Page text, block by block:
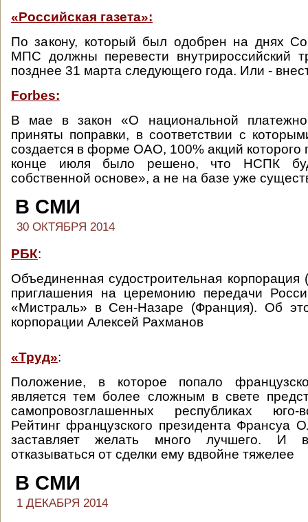
«Российская газета»:
По закону, который был одобрен на днях
МПС должны перевести внутрироссийский
позднее 31 марта следующего года. Или -
Forbes:
В мае в закон «О национальной
приняты поправки, в соответствии с
создается в форме ОАО, 100% акций
конце июля было решено, что НСПК
собственной основе», а не на базе уже
В СМИ
30 ОКТЯБРЯ 2014
РБК:
Объединенная судостроительная
приглашения на церемонию передачи
«Мистраль» в Сен-Назаре (Франция). Об
корпорации Алексей Рахманов
«Труд»:
Положение, в которое попало
является тем более сложным в свете
самопровозглашенных республиках юго-
Рейтинг французского президента Франсуа
заставляет желать много лучшего. И
отказываться от сделки ему вдвойне тяжелее
В СМИ
1 ДЕКАБРЯ 2014